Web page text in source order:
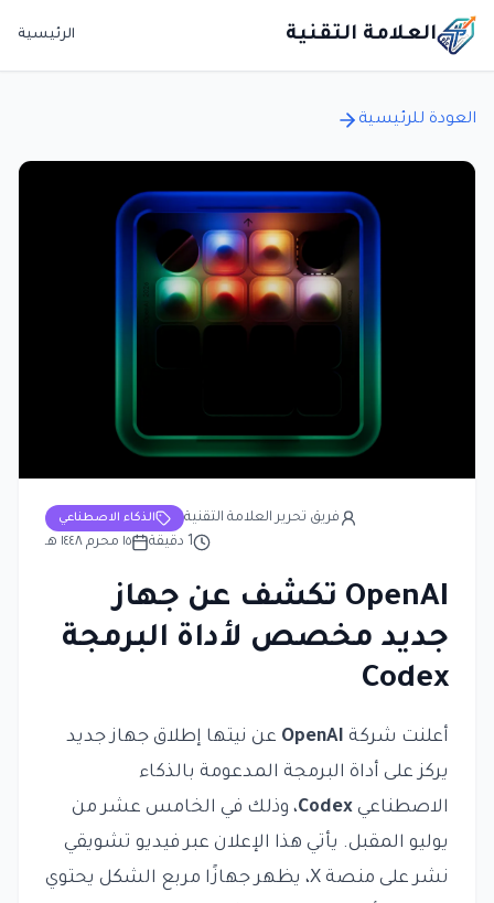
العلامة التقنية الرئيسية
العودة للرئيسية
الذكاء الاصطناعي
فريق تحرير العلامة التقنية
١٥ محرم ١٤٤٨ هـ
1 دقيقة
OpenAI تكشف عن جهاز
جديد مخصص لأداة البرمجة
Codex
أعلنت شركة OpenAI عن نيتها إطلاق جهاز جديد
يركز على أداة البرمجة المدعومة بالذكاء
الاصطناعي Codex، وذلك في الخامس عشر من
يوليو المقبل. يأتي هذا الإعلان عبر فيديو تشويقي
نشر على منصة X، يظهر جهازًا مربع الشكل يحتوي